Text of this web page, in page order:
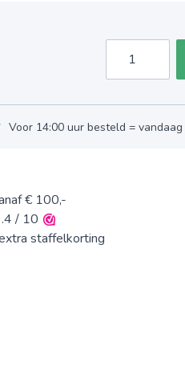
Voor 14:00 uur besteld =
€ 100,-
/ 10
staffelkorting